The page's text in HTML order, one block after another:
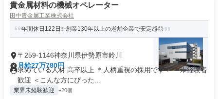
貴金属材料の機械オペレーター
田中貴金属工業株式会社
年間休日122日✨創業130年以上の老舗企業で安定感◎
〒259-1146神奈川県伊勢原市鈴川
月給27万780円
求めている人材 高卒以上 ＊人柄重視の採用です！ ＊未経験者
歓迎 ＜こんな方にぴった...
業界未経験歓迎 +20個